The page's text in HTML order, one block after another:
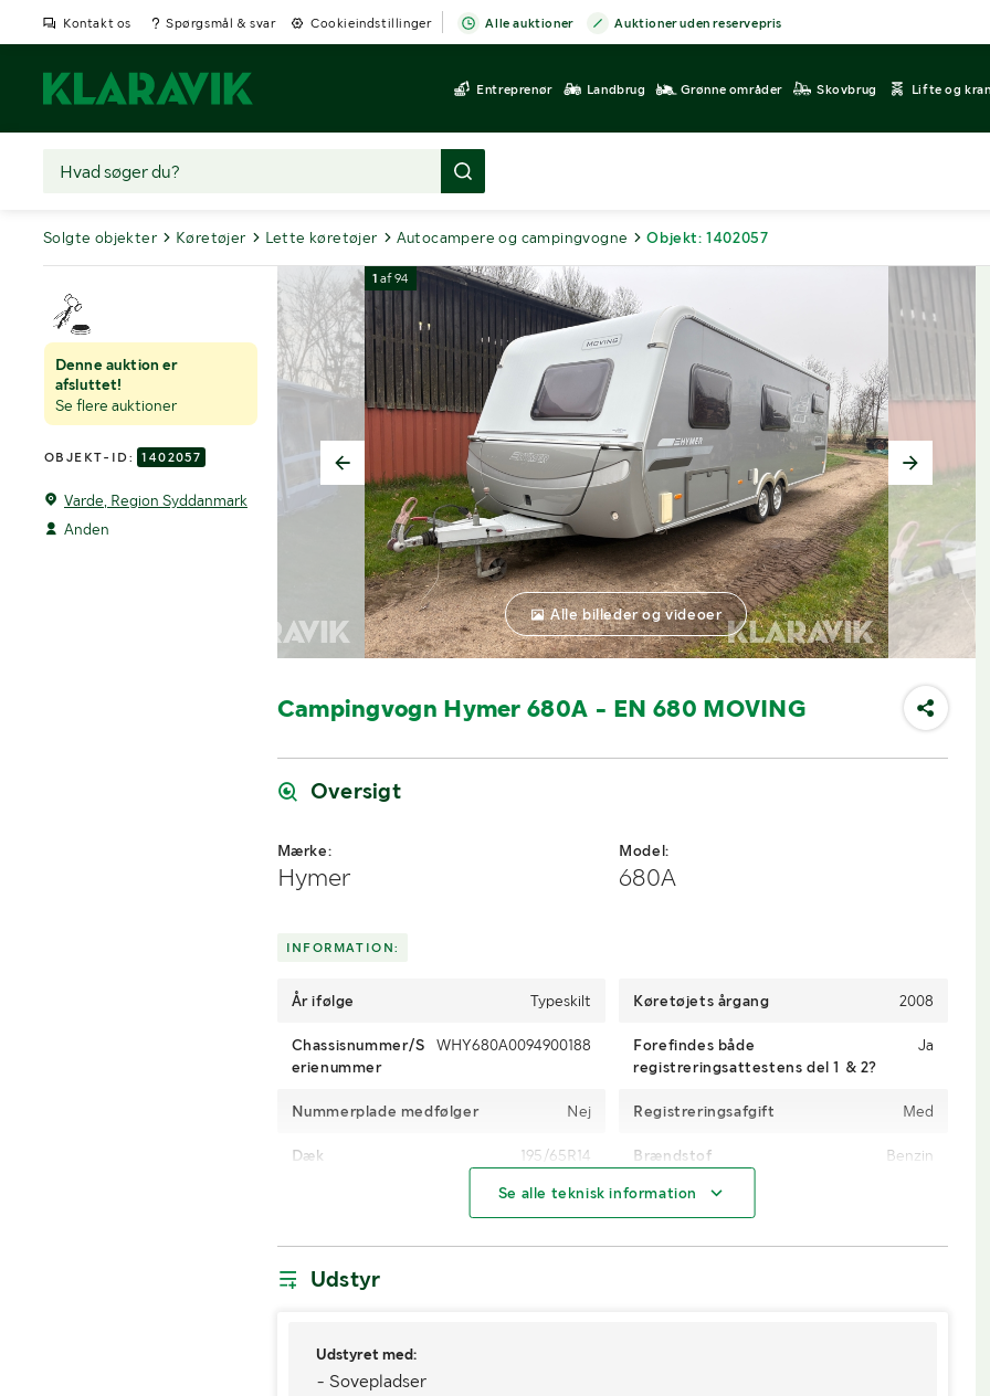
Kontakt os Spørgsmål & svar Cookieindstillinger Alle auktioner Auktioner uden reservepris
Entreprenør Landbrug Grønne områder Skovbrug Lifte og
Solgte objekter Køretøjer Lette køretøjer Autocampere og campingvogne Objekt: 1402057
Denne auktion er
afsluttet!
Se flere auktioner
OBJEKT-ID: 1402057
Varde, Region Syddanmark
Anden
1 af94
Alle billeder og videoer
Campingvogn Hymer 680A - EN 680 MOVING
Oversigt
Mærke:
Hymer
Model:
680A
INFORMATION:
År ifølge Typeskilt Køretøjets årgang 2008
Chassisnummer/S
erienummer
WHY680A0094900188
Forefindes både
registreringsattestens del 1 & 2?
Ja
Nummerplade medfølger Nej Registreringsafgift Med
Dæk 195/65R14 Brændstof Benzin
2 Trækkrog
Miljøklasse Ingen Norm Køretøjsstatus Afmeldt
Kørselsforbud
MÅL OG VÆGT:
Se alle teknisk information
Udstyr
Udstyret med:
- Sovepladser